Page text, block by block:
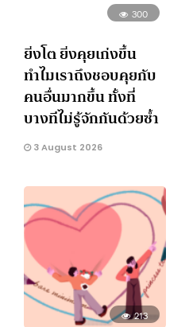
300
ยิ่งโต ยิ่งคุยเก่งขึ้น
ทำไมเราถึงชอบคุยกับ
คนอื่นมากขึ้น ทั้งที่
บางทีไม่รู้จักกันด้วยซ้ำ
3 August 2026
213